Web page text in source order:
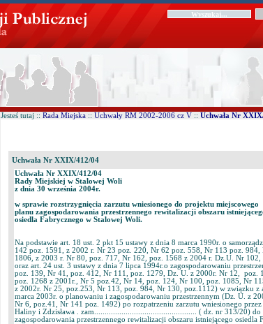
Jesteś tutaj :: Rada Miejska :: Uchwały RM 2002-2006 cz V :: Uchwała Nr
Uchwała Nr XXIX/412/04
Uchwała Nr XXIX/412/04
Rady Miejskiej w Stalowej Woli
z dnia 30 września 2004r.
w sprawie rozstrzygnięcia zarzutu wniesionego do projektu miejscowego
planu zagospodarowania przestrzennego rewitalizacji obszaru
osiedla Fabrycznego w Stalowej Woli.
Na podstawie art. 18 ust. 2 pkt 15 ustawy z dnia 8 marca 1990r. o
142 poz. 1591, z 2002 r. Nr 23 poz. 220, Nr 62 poz. 558, Nr 113 poz. 984,
1806, z 2003 r. Nr 80, poz. 717, Nr 162, poz. 1568 z 2004 r. Dz.U. Nr
oraz art. 24 ust. 3 ustawy z dnia 7 lipca 1994r.o zagospodarowaniu
poz. 139, Nr 41, poz. 412, Nr 111, poz. 1279, Dz. U. z 2000r. Nr 12, poz.
poz. 1268 z 2001r., Nr 5 poz.42, Nr 14, poz. 124, Nr 100, poz. 1085, Nr
z 2002r. Nr 25, poz.253, Nr 113, poz. 984, Nr 130, poz.1112) w związku z
marca 2003r. o planowaniu i zagospodarowaniu przestrzennym (Dz. U. z
Nr 6, poz.41, Nr 141 poz. 1492) po rozpatrzeniu zarzutu wniesionego przez
Haliny i Zdzisława . zam................................................. ( dz. nr 313/20)
zagospodarowania przestrzennego rewitalizacji obszaru istniejącego osiedla